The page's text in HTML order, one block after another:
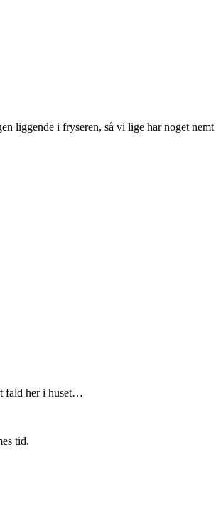
liggende i fryseren, så vi lige har noget
fald her i huset…
tid.